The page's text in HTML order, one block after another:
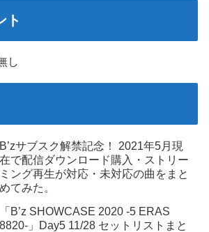
ト
し
B’zサブスク解禁記念！ 2021年5月現
在で配信ダウンロード購入・ストリー
ミング再生が対応・未対応の曲をまと
めてみた。
「B’z SHOWCASE 2020 -5 ERAS
8820-」Day5 11/28 セットリストまと